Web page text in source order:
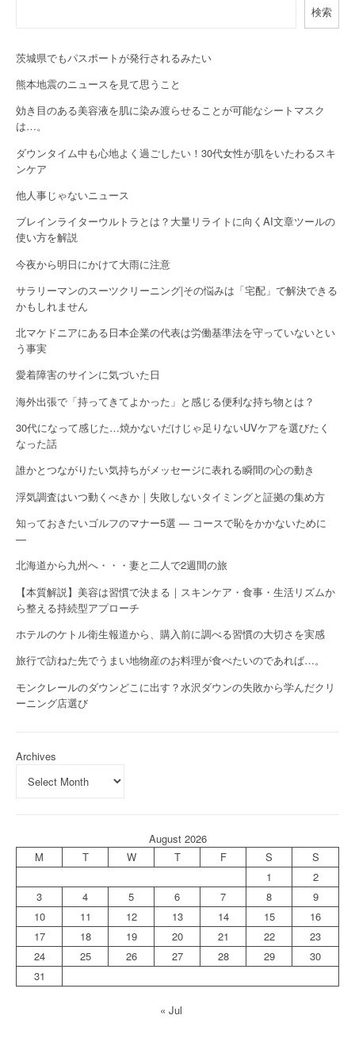
g
a
t
i
o
n
検索
茨城県でもパスポートが発行されるみたい
熊本地震のニュースを見て思うこと
効き目のある美容液を肌に染み渡らせることが可能なシートマスク
は…。
ダウンタイム中も心地よく過ごしたい！30代女性が肌をいたわるスキ
ンケア
他人事じゃないニュース
ブレインライターウルトラとは？大量リライトに向くAI文章ツールの
使い方を解説
今夜から明日にかけて大雨に注意
サラリーマンのスーツクリーニング|その悩みは「宅配」で解決できる
かもしれません
北マケドニアにある日本企業の代表は労働基準法を守っていないとい
う事実
愛着障害のサインに気づいた日
海外出張で「持ってきてよかった」と感じる便利な持ち物とは？
30代になって感じた…焼かないだけじゃ足りないUVケアを選びたく
なった話
誰かとつながりたい気持ちがメッセージに表れる瞬間の心の動き
浮気調査はいつ動くべきか｜失敗しないタイミングと証拠の集め方
知っておきたいゴルフのマナー5選 — コースで恥をかかないために
—
北海道から九州へ・・・妻と二人で2週間の旅
【本質解説】美容は習慣で決まる｜スキンケア・食事・生活リズムか
ら整える持続型アプローチ
ホテルのケトル衛生報道から、購入前に調べる習慣の大切さを実感
旅行で訪ねた先でうまい地物産のお料理が食べたいのであれば…。
モンクレールのダウンどこに出す？水沢ダウンの失敗から学んだクリ
ーニング店選び
Archives
August 2026
M
T W T F S
S
1
2
3
4 5 6 7 8
9
10
11 12 13 14 15
16
17
18 19 20 21 22
23
24
25 26 27 28 29
30
31
« Jul